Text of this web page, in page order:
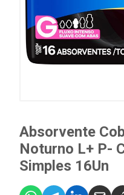
Absorvente
Noturno L+ P-
Simples 16Un